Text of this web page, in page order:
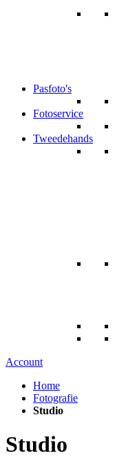
Pasfoto's
Fotoservice
Tweedehands
Account
Home
Fotografie
Studio
Studio